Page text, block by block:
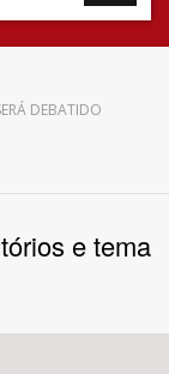
DEBATIDO
e tema